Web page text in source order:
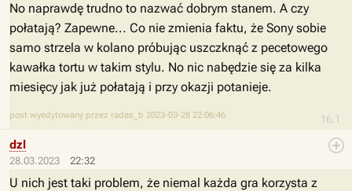
16.1
No naprawdę trudno to nazwać dobrym stanem. A czy
połatają? Zapewne... Co nie zmienia faktu, że Sony sobie
samo strzela w kolano próbując uszczknąć z pecetowego
kawałka tortu w takim stylu. No nic nabędzie się za kilka
miesięcy jak już połatają i przy okazji potanieje.
post wyedytowany przez radas_b 2023-03-28 22:06:46
28.03.2023 22:32
dzl
U nich jest taki problem, że niemal każda gra korzysta z